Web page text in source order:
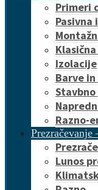
Primeri
Pasivna
Izolacije
Barve
Razno-
Lunos